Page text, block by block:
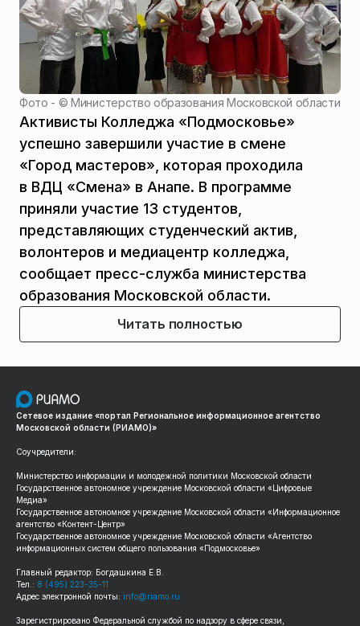
Фото - ©Министерство образования Московской области
Активисты Колледжа «Подмосковье»
успешно завершили участие в смене
«Город мастеров», которая проходила
в ВДЦ «Смена» в Анапе. В программе
приняли участие 13 студентов,
представляющих студенческий актив,
волонтеров и медиацентр колледжа,
сообщает пресс-служба министерства
образования Московской области.
Читать полностью
Сетевое издание «портал Региональное информационное агентство
Московской области (РИАМО)»
Соучредители:
Министерство информации и молодежной политики Московской области
Государственное автономное учреждение Московской области «Цифровые
Медиа»
Государственное автономное учреждение Московской области «Информационное
агентство «Контент-Центр»
Государственное автономное учреждение Московской области «Агентство
информационных систем общего пользования «Подмосковье»
Главный редактор: Богдашкина Е.В.
Тел.: 8 (495) 223-35-11
Адрес электронной почты: info@riamo.ru
Зарегистрировано Федеральной службой по надзору в сфере связи,